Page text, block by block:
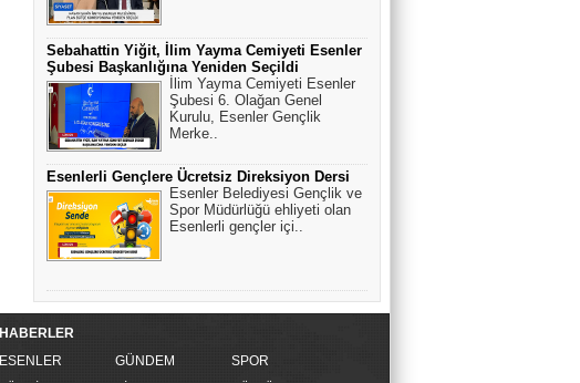
Sebahattin Yiğit, İlim Yayma Cemiyeti Esenler
Şubesi Başkanlığına Yeniden Seçildi
İlim Yayma Cemiyeti Esenler
Şubesi 6. Olağan Genel
Kurulu, Esenler Gençlik
Merke..
Esenlerli Gençlere Ücretsiz Direksiyon Dersi
Esenler Belediyesi Gençlik ve
Spor Müdürlüğü ehliyeti olan
Esenlerli gençler içi..
HABERLER
ESENLER
GÜNDEM
SPOR